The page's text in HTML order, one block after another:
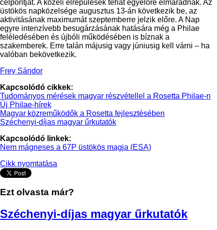
célpontját. A közeli elrepülések tehát egyelőre elmaradnak. Az
üstökös napközelsége augusztus 13-án következik be, az
aktivitásának maximumát szeptemberre jelzik előre. A Nap
egyre intenzívebb besugárzásának hatására még a Philae
feléledésében és újbóli működésében is bíznak a
szakemberek. Erre talán májusig vagy júniusig kell várni – ha
valóban bekövetkezik.
Frey Sándor
Kapcsolódó cikkek:
Tudományos mérések magyar részvétellel a Rosetta Philae-n
Új Philae-hírek
Magyar közreműködők a Rosetta fejlesztésében
Széchenyi-díjas magyar űrkutatók
Kapcsolódó linkek:
Nem mágneses a 67P üstökös magja (ESA)
Cikk nyomtatása
Ezt olvasta már?
Széchenyi-díjas magyar űrkutatók